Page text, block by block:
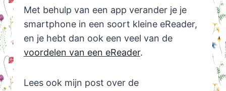
Met behulp van een app verander je je
smartphone in een soort kleine eReader,
en je hebt dan ook een veel van de
voordelen van een eReader.
Lees ook mijn post over de